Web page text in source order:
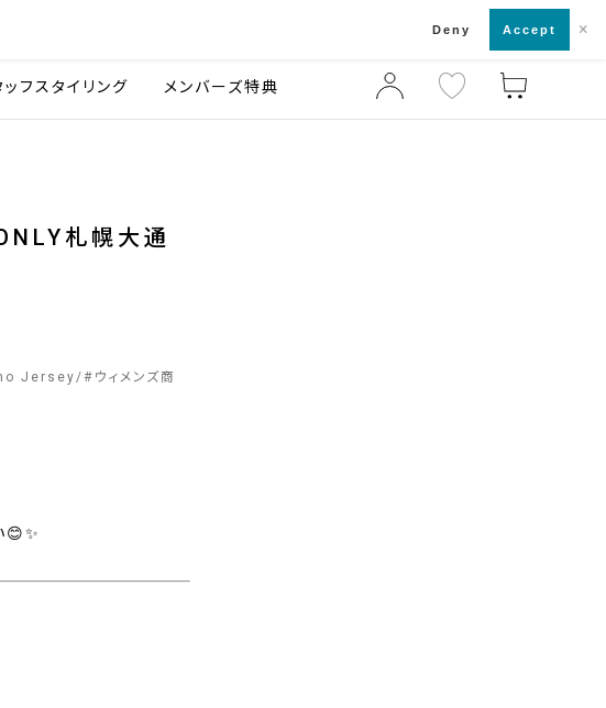
店舗一覧・来店予約
ッフスタイリング メンバーズ特典
札幌大通
Jersey # ウィメンズ商
😊✨
Deny Accept ×